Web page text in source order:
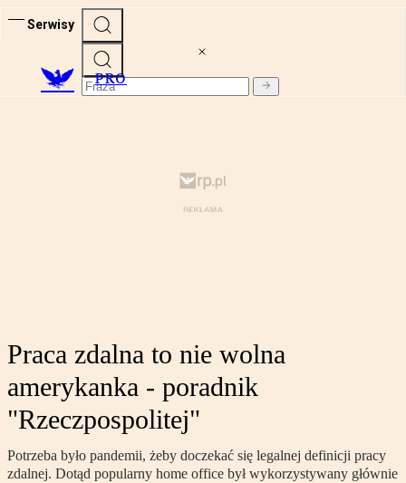
Serwisy
PRO
Praca zdalna to nie wolna
amerykanka - poradnik
"Rzeczpospolitej"
Potrzeba było pandemii, żeby doczekać się legalnej definicji pracy
zdalnej. Dotąd popularny home office był wykorzystywany głównie